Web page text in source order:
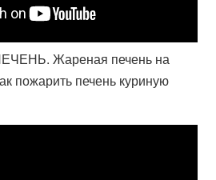
Жареная печень на
пожарить печень куриную